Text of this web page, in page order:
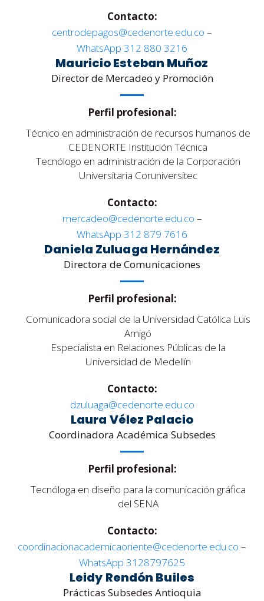
Contacto:
centrodepagos@cedenorte.edu.co –
WhatsApp 312 880 3216
Mauricio Esteban Muñoz
Director de Mercadeo y Promoción
Perfil profesional:
Técnico en administración de recursos humanos de
CEDENORTE Institución Técnica
Tecnólogo en administración de la Corporación
Universitaria Coruniversitec
Contacto:
mercadeo@cedenorte.edu.co –
WhatsApp 312 879 7616
Daniela Zuluaga Hernández
Directora de Comunicaciones
Perfil profesional:
Comunicadora social de la Universidad Católica Luis
Amigó
Especialista en Relaciones Públicas de la
Universidad de Medellín
Contacto:
dzuluaga@cedenorte.edu.co
Laura Vélez Palacio
Coordinadora Académica Subsedes
Perfil profesional:
Tecnóloga en diseño para la comunicación gráfica
del SENA
Contacto:
coordinacionacademicaoriente@cedenorte.edu.co –
WhatsApp 3128797625
Leidy Rendón Builes
Prácticas Subsedes Antioquia